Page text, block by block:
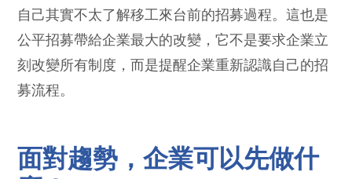
自己其實不太了解移工來台前的招募過程。這也是
公平招募帶給企業最大的改變，它不是要求企業立
刻改變所有制度，而是提醒企業重新認識自己的招
募流程。
面對趨勢，企業可以先做什